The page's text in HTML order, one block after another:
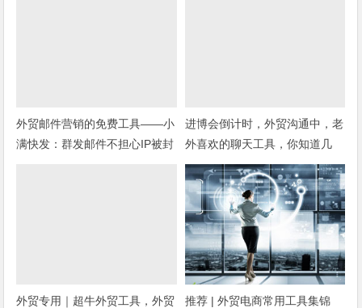
外贸邮件营销的免费工具——小
满快发：群发邮件不担心IP被封
进博会倒计时，外贸沟通中，老
外喜欢的聊天工具，你知道几
种？
外贸专用｜超牛外贸工具，外贸
推荐 | 外贸电商常用工具集锦